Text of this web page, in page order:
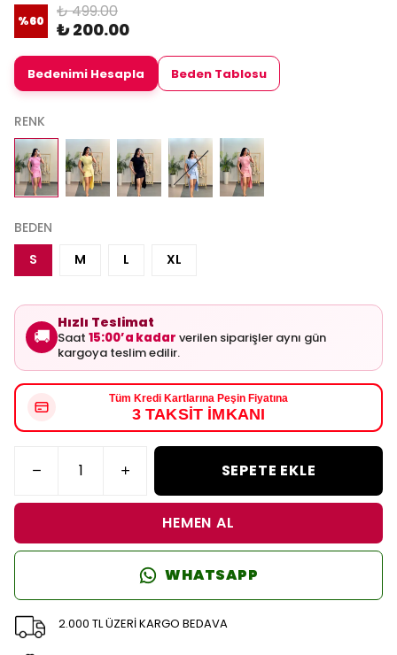
%60 ₺ 499.00
₺ 200.00
Bedenimi Hesapla Beden Tablosu
RENK
BEDEN
S
M L XL
🚚
Hızlı Teslimat
Saat 15:00’a kadar verilen siparişler aynı gün
kargoya teslim edilir.
Tüm Kredi Kartlarına Peşin Fiyatına
3 TAKSİT İMKANI
SEPETE EKLE
HEMEN AL
WHATSAPP
2.000 TL ÜZERİ KARGO BEDAVA